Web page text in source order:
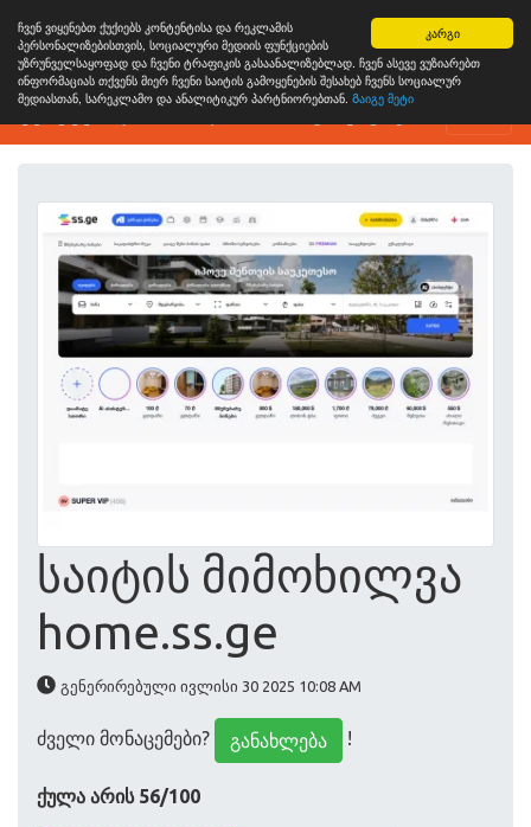
კარგი
ჩვენ ვიყენებთ ქუქიებს კონტენტისა და რეკლამის
პერსონალიზებისთვის, სოციალური მედიის ფუნქციების
უზრუნველსაყოფად და ჩვენი ტრაფიკის გასაანალიზებლად. ჩვენ ასევე ვუზიარებთ
ინფორმაციას თქვენს მიერ ჩვენი საიტის გამოყენების შესახებ ჩვენს სოციალურ
მედიასთან, სარეკლამო და ანალიტიკურ პარტნიორებთან. Გაიგე მეტი
ვებგვერდის ანალიზის ინსტრუმენტი
საიტის მიმოხილვა
home.ss.ge
გენერირებული ივლისი 30 2025 10:08 AM
ძველი მონაცემები? განახლება !
ქულა არის 56/100